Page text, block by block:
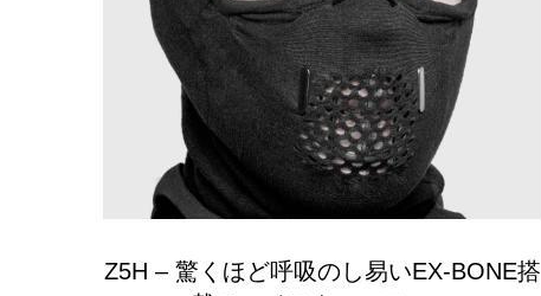
Z5H – 驚くほど呼吸のし易いEX-BONE搭